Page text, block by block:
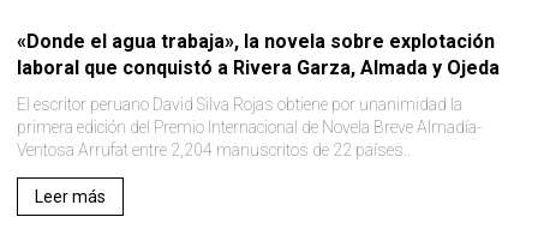
«Donde el agua trabaja», la novela sobre explotación
laboral que conquistó a Rivera Garza, Almada y Ojeda
El escritor peruano David Silva Rojas obtiene por unanimidad la
primera edición del Premio Internacional de Novela Breve Almadía-
Ventosa Arrufat entre 2,204 manuscritos de 22 países..
Leer más